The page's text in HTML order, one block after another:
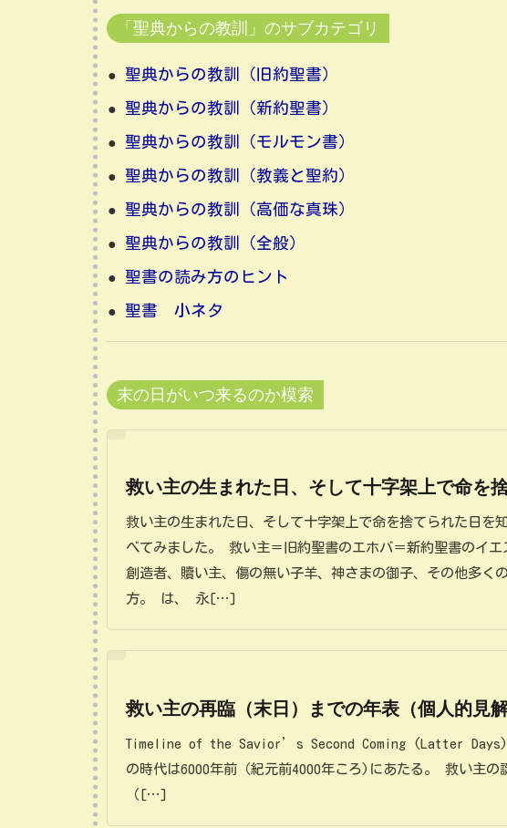
「聖典からの教訓」のサブカテゴリ
聖典からの教訓（旧約聖書）
聖典からの教訓（新約聖書）
聖典からの教訓（モルモン書）
聖典からの教訓（教義と聖約）
聖典からの教訓（高価な真珠）
聖典からの教訓（全般）
聖書の読み方のヒント
聖書 小ネタ
末の日がいつ来るのか模索
救い主の生まれた日、そして十字架上で命を
救い主の生まれた日、そして十字架上で命を捨てられた日を
べてみました。 救い主＝旧約聖書のエホバ＝新約聖書のイエ
創造者、贖い主、傷の無い子羊、神さまの御子、その他多く
方。 は、 永[…]
救い主の再臨（末日）までの年表（個人的見解
Timeline of the Savior’s Second Coming (Latter Days)
の時代は6000年前（紀元前4000年ころ)にあたる。 救い主の
（[…]